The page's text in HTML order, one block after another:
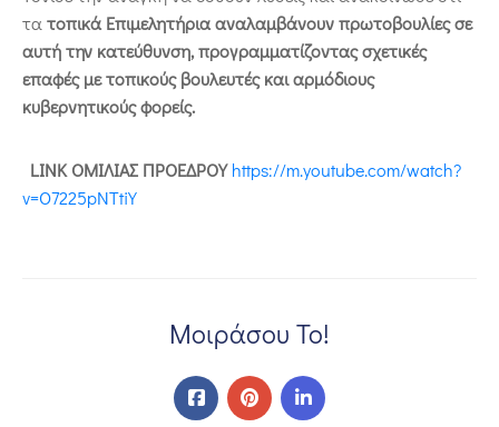
τα τοπικά Επιμελητήρια αναλαμβάνουν πρωτοβουλίες σε
αυτή την κατεύθυνση, προγραμματίζοντας σχετικές
επαφές με τοπικούς βουλευτές και αρμόδιους
κυβερνητικούς φορείς.
LINK ΟΜΙΛΙΑΣ ΠΡΟΕΔΡΟΥhttps://m.youtube.com/watch?
v=O7225pNTtiY
Μοιράσου Το!